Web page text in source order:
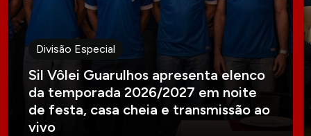
Divisão Especial
Sil Vôlei Guarulhos apresenta elenco
da temporada 2026/2027 em noite
de festa, casa cheia e transmissão ao
vivo